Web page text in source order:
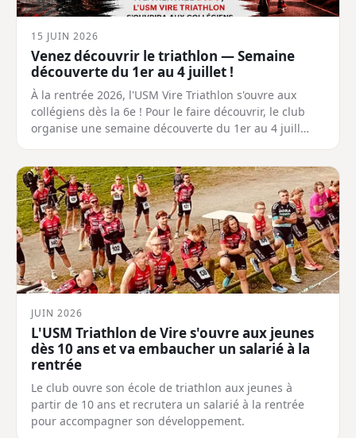
15 JUIN 2026
Venez découvrir le triathlon — Semaine
découverte du 1er au 4 juillet !
À la rentrée 2026, l'USM Vire Triathlon s'ouvre aux
collégiens dès la 6e ! Pour le faire découvrir, le club
organise une semaine découverte du 1er au 4 juill…
JUIN 2026
L'USM Triathlon de Vire s'ouvre aux jeunes
dès 10 ans et va embaucher un salarié à la
rentrée
Le club ouvre son école de triathlon aux jeunes à
partir de 10 ans et recrutera un salarié à la rentrée
pour accompagner son développement.